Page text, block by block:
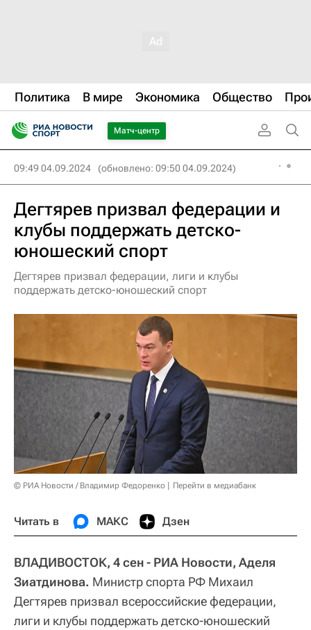
Политика В мире Экономика Общество
Матч-центр
09:49 04.09.2024 (обновлено: 09:50 04.09.2024)
Дегтярев призвал федерации и
клубы поддержать детско-
юношеский спорт
Дегтярев призвал федерации, лиги и клубы
поддержать детско-юношеский спорт
© РИА Новости / Владимир Федоренко Перейти в медиабанк
Читать в МАКС Дзен
ВЛАДИВОСТОК, 4 сен - РИА Новости, Аделя
Зиатдинова. Министр спорта РФ Михаил
Дегтярев призвал всероссийские федерации,
лиги и клубы поддержать детско-юношеский